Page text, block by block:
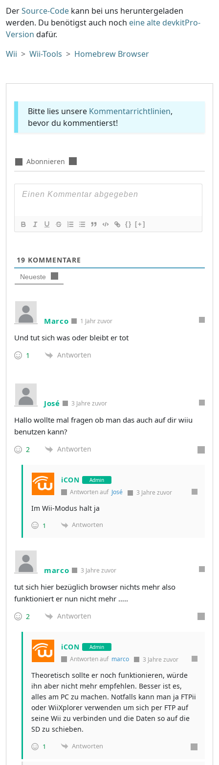
DerSource-Code kann bei uns heruntergeladen
werden. Du benötigst auch noch eine alte devkitPro-
Version dafür.
Wii
Wii-Tools Homebrew Browser
Bitte lies unsere Kommentarrichtlinien,
bevor du kommentierst!
Abonnieren
{} [+]
19 KOMMENTARE
Neueste
Marco 1 Jahr zuvor
Und tut sich was oder bleibt er tot
1 Antworten
José 3 Jahre zuvor
Hallo wollte mal fragen ob man das auch auf dir wiiu
benutzen kann?
2 Antworten
iCON Admin
Antworten auf José 3 Jahre zuvor
Im Wii-Modus halt ja
1 Antworten
marco 3 Jahre zuvor
tut sich hier bezüglich browser nichts mehr also
funktioniert er nun nicht mehr …..
2 Antworten
iCON Admin
Antworten auf marco 3 Jahre zuvor
Theoretisch sollte er noch funktionieren, würde
ihn aber nicht mehr empfehlen. Besser ist es,
alles am PC zu machen. Notfalls kann man ja FTPii
oder WiiXplorer verwenden um sich per FTP auf
seine Wii zu verbinden und die Daten so auf die
SD zu schieben.
1 Antworten